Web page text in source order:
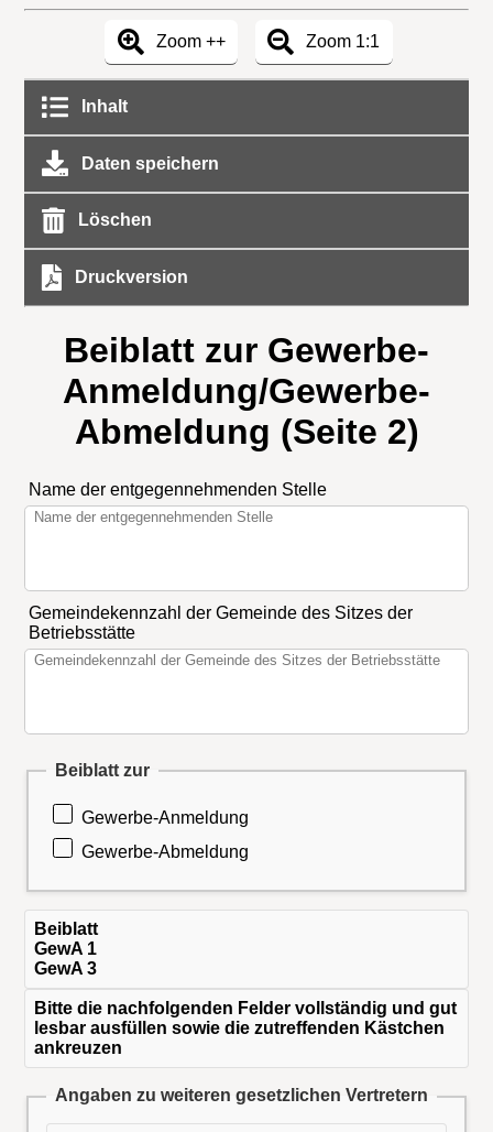
Zoom ++ Zoom 1:1
Inhalt
Daten speichern
Löschen
Druckversion
Beiblatt zur Gewerbe-
Anmeldung/Gewerbe-
Abmeldung (Seite 2)
Name der entgegennehmenden Stelle
Gemeindekennzahl der Gemeinde des Sitzes der
Betriebsstätte
Beiblatt zur
Gewerbe-Anmeldung
Gewerbe-Abmeldung
Beiblatt
GewA 1
GewA 3
Bitte die nachfolgenden Felder vollständig und gut
lesbar ausfüllen sowie die zutreffenden Kästchen
ankreuzen
Angaben zu weiteren gesetzlichen Vertretern